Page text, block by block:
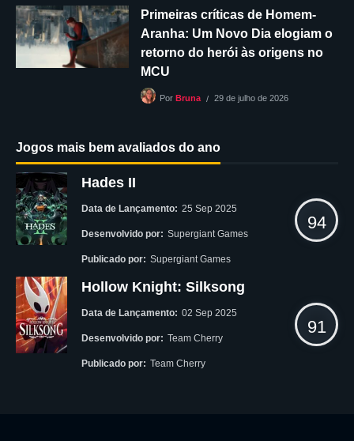
Primeiras críticas de Homem-
Aranha: Um Novo Dia elogiam o
retorno do herói às origens no
MCU
Por Bruna 29 de julho de 2026
Jogos mais bem avaliados do ano
Hades II
Data de Lançamento: 25 Sep 2025
Desenvolvido por: Supergiant Games
Publicado por: Supergiant Games
94
Hollow Knight: Silksong
Data de Lançamento: 02 Sep 2025
Desenvolvido por: Team Cherry
Publicado por: Team Cherry
91